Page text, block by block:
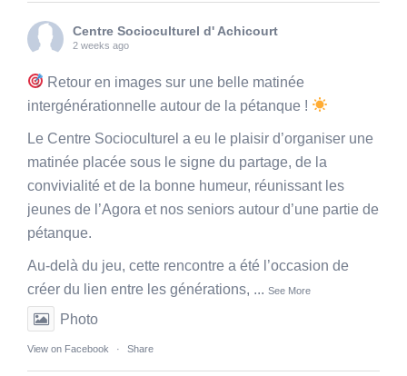
Centre Socioculturel d' Achicourt
2 weeks ago
Retour en images sur une belle matinée
intergénérationnelle autour de la pétanque !
Le Centre Socioculturel a eu le plaisir d’organiser une
matinée placée sous le signe du partage, de la
convivialité et de la bonne humeur, réunissant les
jeunes de l’Agora et nos seniors autour d’une partie de
pétanque.
Au-delà du jeu, cette rencontre a été l’occasion de
créer du lien entre les générations, ... See More
Photo
View on Facebook · Share